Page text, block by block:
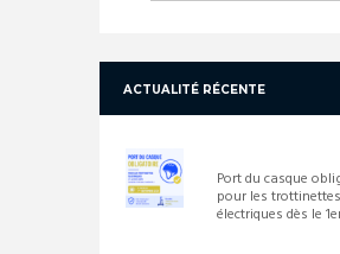
ACTUALITÉ RÉCENTE
Port du casque
pour les trottinettes
électriques dès le